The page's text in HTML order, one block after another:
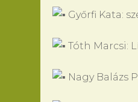
Győrfi Kata:
Tóth Marcsi:
Nagy Balázs